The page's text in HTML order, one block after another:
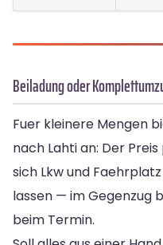
Beiladung oder
Fuer kleinere Mengen
nach Lahti an: Der
sich Lkw und
lassen — im Gegenzug
beim Termin.